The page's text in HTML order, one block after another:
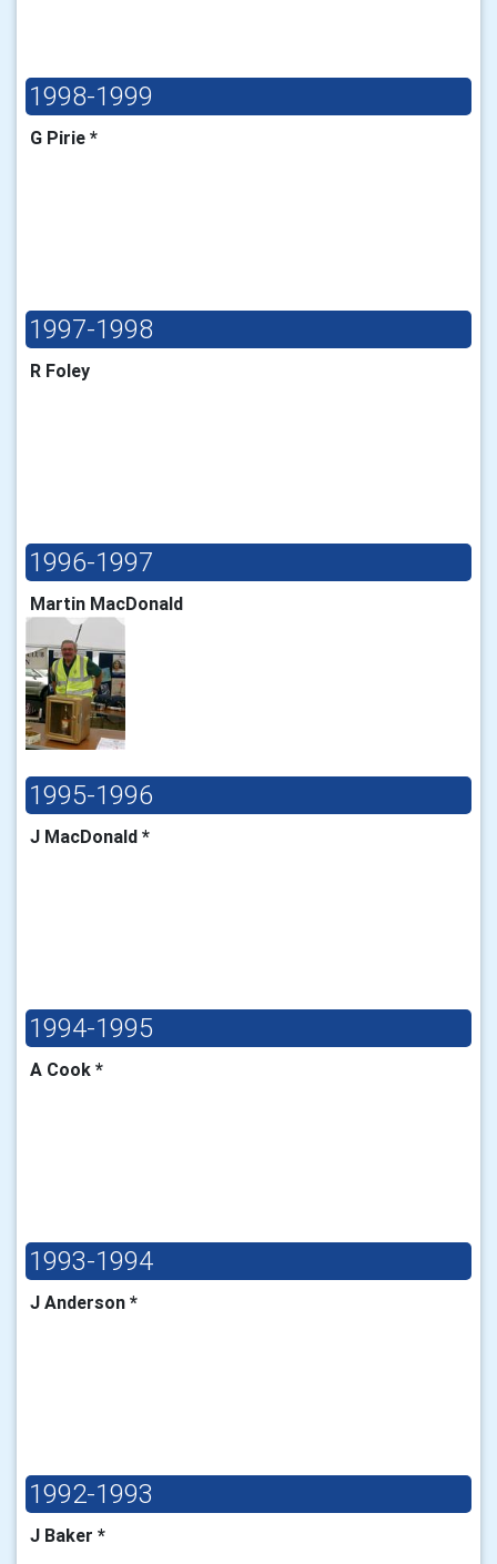
1998-1999
G Pirie *
1997-1998
R Foley
1996-1997
Martin MacDonald
1995-1996
J MacDonald *
1994-1995
A Cook *
1993-1994
J Anderson *
1992-1993
J Baker *